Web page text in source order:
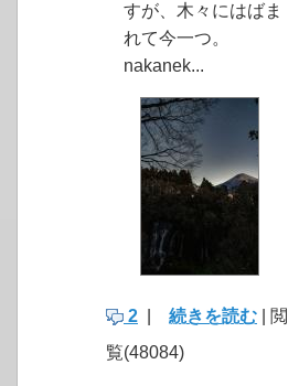
すが、木々にはばま
れて今一つ。
nakanek...
2 続きを読む | 閲
覧(48084)